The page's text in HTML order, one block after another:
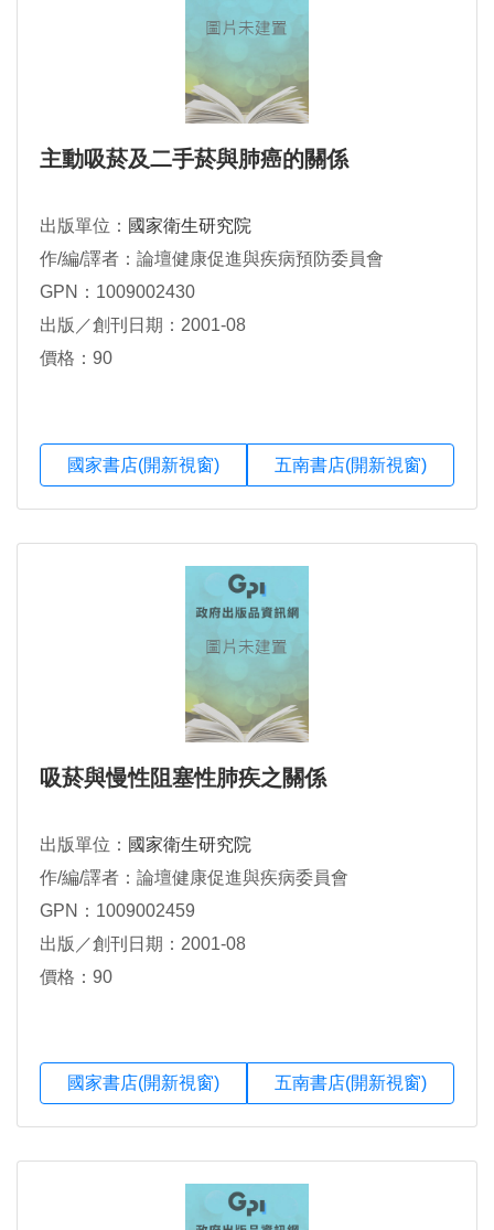
主動吸菸及二手菸與肺癌的關係
出版單位： 國家衛生研究院
作/編/譯者：論壇健康促進與疾病預防委員會
GPN：1009002430
出版／創刊日期：2001-08
價格：90
國家書店(開新視窗) 五南書店(開新視窗)
吸菸與慢性阻塞性肺疾之關係
出版單位： 國家衛生研究院
作/編/譯者：論壇健康促進與疾病委員會
GPN：1009002459
出版／創刊日期：2001-08
價格：90
國家書店(開新視窗) 五南書店(開新視窗)